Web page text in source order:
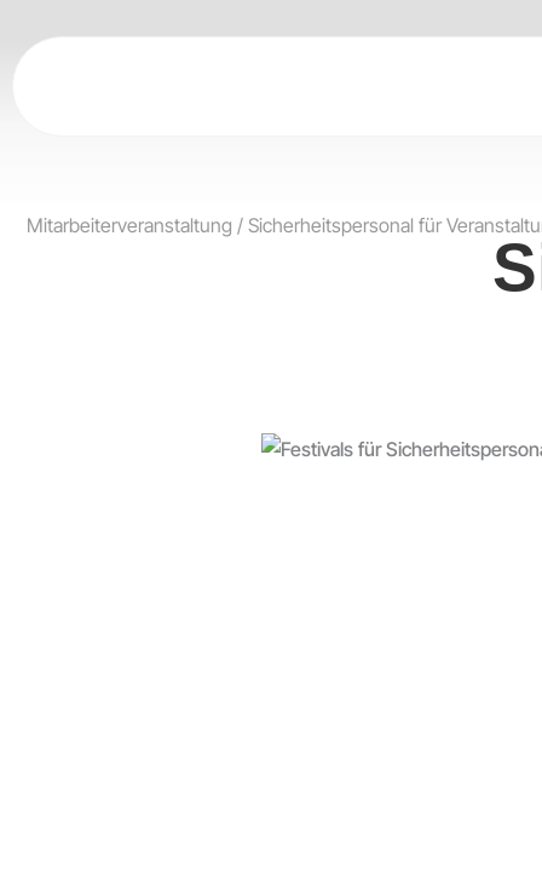
Inhalt
Mitarbeiterveranstaltung / Sicherheitspersonal für